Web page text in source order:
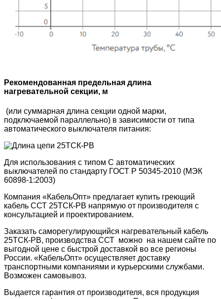
Рекомендованная предельная длина
нагревательной секции, м
(или суммарная длина секции одной марки,
подключаемой параллельно) в зависимости от типа
автоматического выключателя питания:
Для использования с типом С автоматических
выключателей по стандарту ГОСТ Р 50345-2010 (МЭК
60898-1:2003)
Компания «КабельОпт» предлагает купить греющий
кабель ССТ 25ТСК-РВ напрямую от производителя с
консультацией и проектированием.
Заказать саморегулирующийся нагревательный кабель
25ТСК-РВ, производства ССТ можно на нашем сайте по
выгодной цене с быстрой доставкой во все регионы
России. «КабельОпт» осуществляет доставку
транспортными компаниями и курьерскими службами.
Возможен самовывоз.
Выдается гарантия от производителя, вся продукция